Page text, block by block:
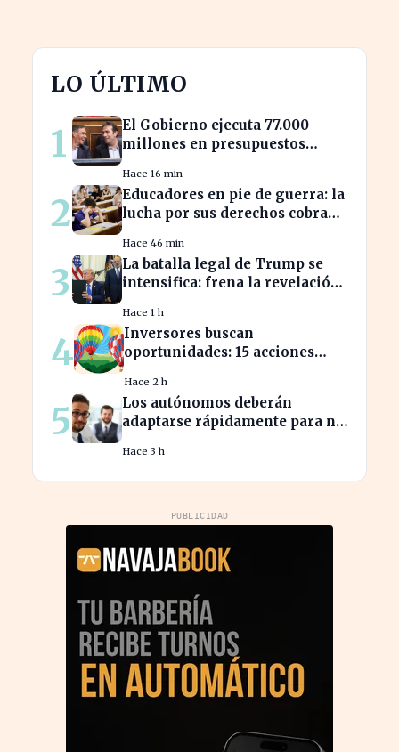
LO ÚLTIMO
1
El Gobierno ejecuta 77.000
millones en presupuestos
año 2025
Hace 16 min
2
Educadores en pie de guerra: la
lucha por sus derechos cobra
Hace 46 min
3
La batalla legal de Trump se
intensifica: frena la revelación
Hace 1 h
4
Inversores buscan
oportunidades: 15 acciones
bursátil
Hace 2 h
5
Los autónomos deberán
adaptarse rápidamente para no
nóminas
Hace 3 h
PUBLICIDAD